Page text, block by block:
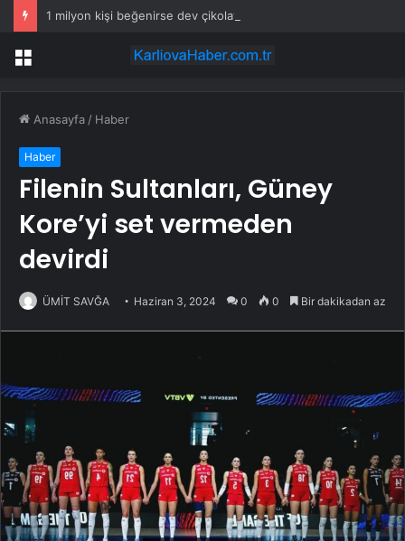
1 milyon kişi beğenirse dev çikolata raflara çıkacak
Menü
Anasayfa / Haber
Haber
Filenin Sultanları, Güney
Kore’yi set vermeden
devirdi
ÜMİT SAVĞA Haziran 3, 2024 0 0 Bir dakikadan az